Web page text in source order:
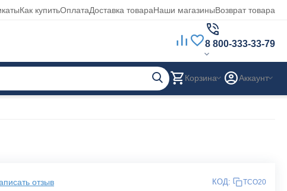
Как купитьОплатаДоставка товараНаши магазиныВозврат товара
8 800-333-33-79
Корзина Аккаунт
отзыв КОД: TCO20